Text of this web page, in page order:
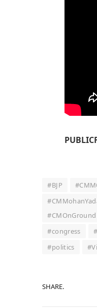
#BJP
#CMOnGround
#congress
#politics
SHARE.